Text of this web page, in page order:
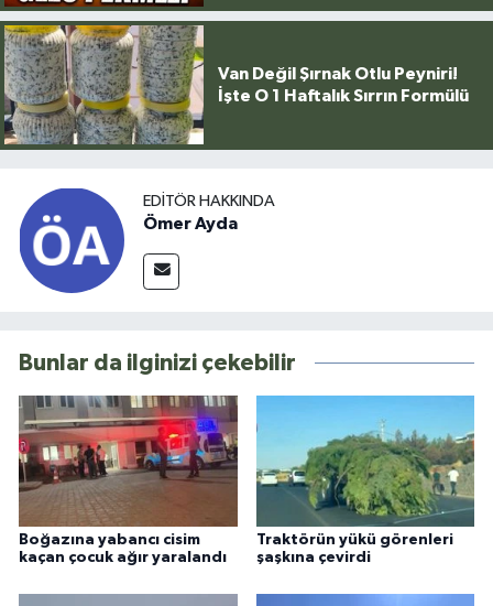
Van Değil Şırnak Otlu Peyniri!
İşte O 1 Haftalık Sırrın Formülü
EDITÖR HAKKINDA
Ömer Ayda
Bunlar da ilginizi çekebilir
Boğazına yabancı cisim
kaçan çocuk ağır yaralandı
Traktörün yükü görenleri
şaşkına çevirdi